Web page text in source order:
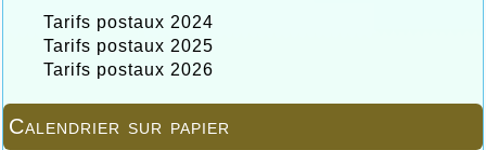
Tarifs postaux 2024
Tarifs postaux 2025
Tarifs postaux 2026
Calendrier sur papier